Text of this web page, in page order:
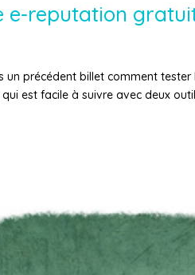
e-reputation
un précédent billet comment
est facile à suivre avec deux